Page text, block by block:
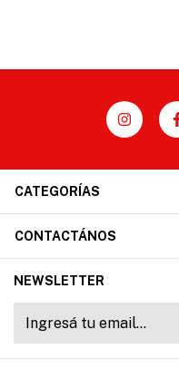
CATEGORÍAS
CONTACTÁNOS
NEWSLETTER